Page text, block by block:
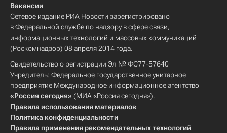
Вакансии
Сетевое издание РИА Новости зарегистрировано
в Федеральной службе по надзору в сфере связи,
информационных технологий и массовых коммуникаций
(Роскомнадзор) 08 апреля 2014 года.
Свидетельство о регистрации Эл № ФС77-57640
Учредитель: Федеральное государственное унитарное
предприятие Международное информационное агентство
«Россия сегодня» (МИА «Россия сегодня»).
Правила использования материалов
Политика конфиденциальности
Правила применения рекомендательных технологий